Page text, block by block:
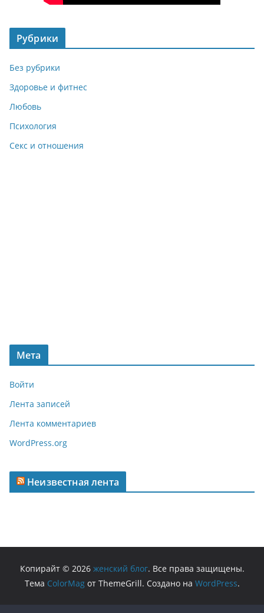
Рубрики
Без рубрики
Здоровье и фитнес
Любовь
Психология
Секс и отношения
Мета
Войти
Лента записей
Лента комментариев
WordPress.org
Неизвестная лента
Копирайт © 2026 женский блог. Все права защищены.
Тема ColorMagот ThemeGrill. Создано на WordPress.